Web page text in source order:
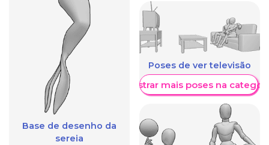
Base de desenho da
sereia
Poses de ver televisão
Mostrar mais poses na